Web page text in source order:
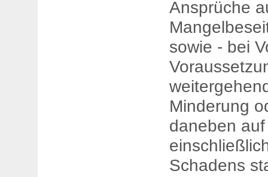
Ansprüche
sowie - bei
Minderung
daneben
Schadens